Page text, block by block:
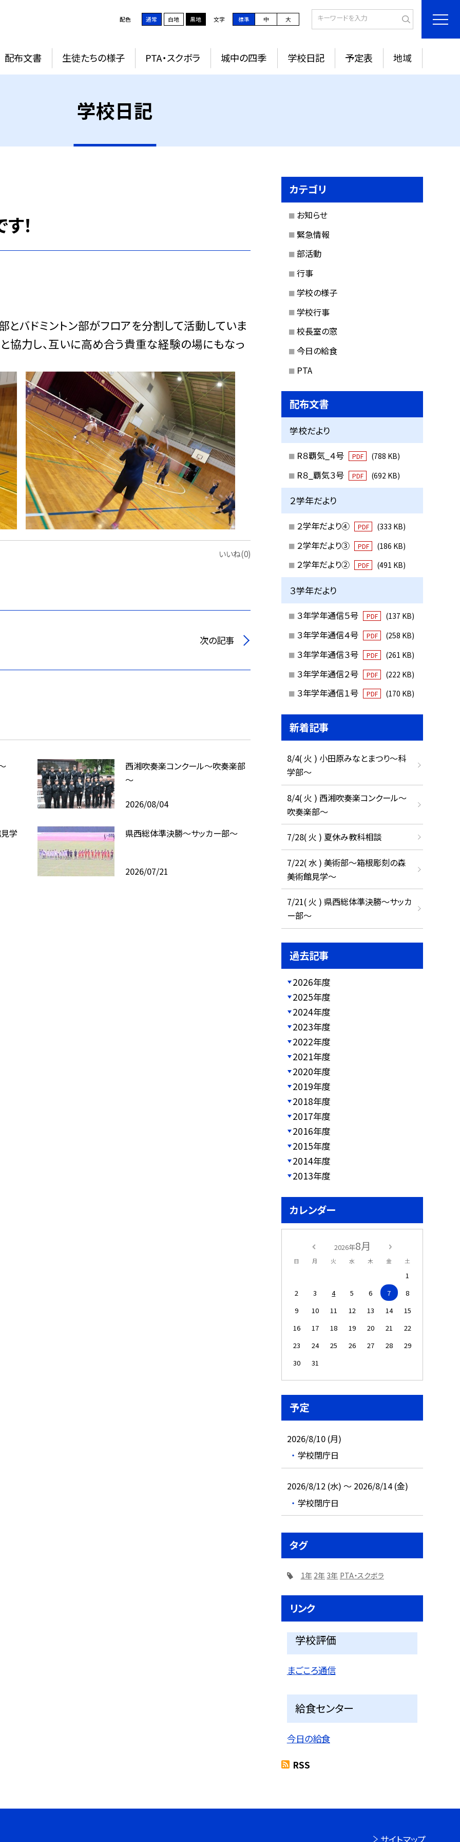
配色 通常 白地 黒地 文字 標準 中 大
配布文書 生徒たちの様子 PTA・スクボラ 城中の四季 学校日記 予定表 地域
学校日記
！
とバドミントン部がフロアを分割して活動していま
協力し、互いに高め合う貴重な経験の場にもなっ
いいね(0)
次の記事
西湘吹奏楽コンクール～吹奏楽部
～
2026/08/04
学 県西総体準決勝～サッカー部～
2026/07/21
カテゴリ
お知らせ
緊急情報
部活動
行事
学校の様子
学校行事
校長室の窓
今日の給食
PTA
配布文書
学校だより
R８覇気_４号 PDF (788 KB)
R８_覇気３号 PDF (692 KB)
２学年だより
２学年だより④ PDF (333 KB)
２学年だより③ PDF (186 KB)
２学年だより② PDF (491 KB)
３学年だより
３年学年通信５号 PDF (137 KB)
３年学年通信４号 PDF (258 KB)
３年学年通信３号 PDF (261 KB)
３年学年通信２号 PDF (222 KB)
３年学年通信１号 PDF (170 KB)
新着記事
8/4( 火 ) 小田原みなとまつり～科
学部～
8/4( 火 ) 西湘吹奏楽コンクール～
吹奏楽部～
7/28( 火 ) 夏休み教科相談
7/22( 水 ) 美術部～箱根彫刻の森
美術館見学～
7/21( 火 ) 県西総体準決勝～サッカ
ー部～
過去記事
2026年度
2025年度
2024年度
2023年度
2022年度
2021年度
2020年度
2019年度
2018年度
2017年度
2016年度
2015年度
2014年度
2013年度
カレンダー
2026年8月
日 月 火 水 木 金 土
1
2
3 4 5 6 7
8
9
10 11 12 13 14
15
16
17 18 19 20 21
22
23
24 25 26 27 28
29
30
31
予定
2026/8/10 (月)
学校閉庁日
2026/8/12 (水) ～ 2026/8/14 (金)
学校閉庁日
タグ
1年 2年 3年 PTA・スクボラ
リンク
学校評価
まごころ通信
給食センター
今日の給食
RSS
サイトマップ